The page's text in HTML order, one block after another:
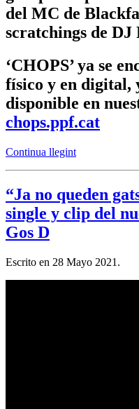
del MC de
scratchings de
‘CHOPS’ ya se
físico y en digital,
disponible en
chops.ppf.cat
Continua llegint
“Ja no queden
single y clip del
Gos D
Escrito en 28 Mayo 2021 .